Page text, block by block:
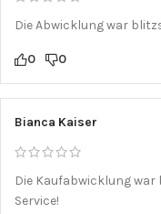
Die Abwicklung war
0 0
Bianca Kaiser
Die Kaufabwicklung
Service!